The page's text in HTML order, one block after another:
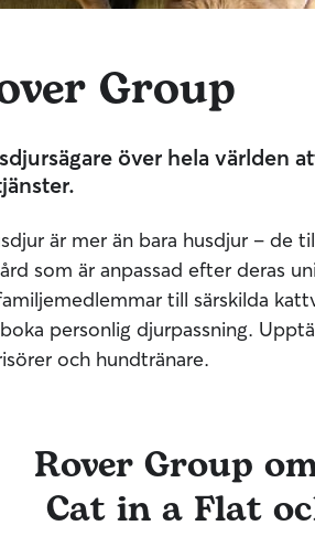
Group
över hela världen
är mer än bara husdjur – de
som är anpassad efter deras
till särskilda
personlig djurpassning.
och hundtränare.
Rover Group
Cat in a Flat